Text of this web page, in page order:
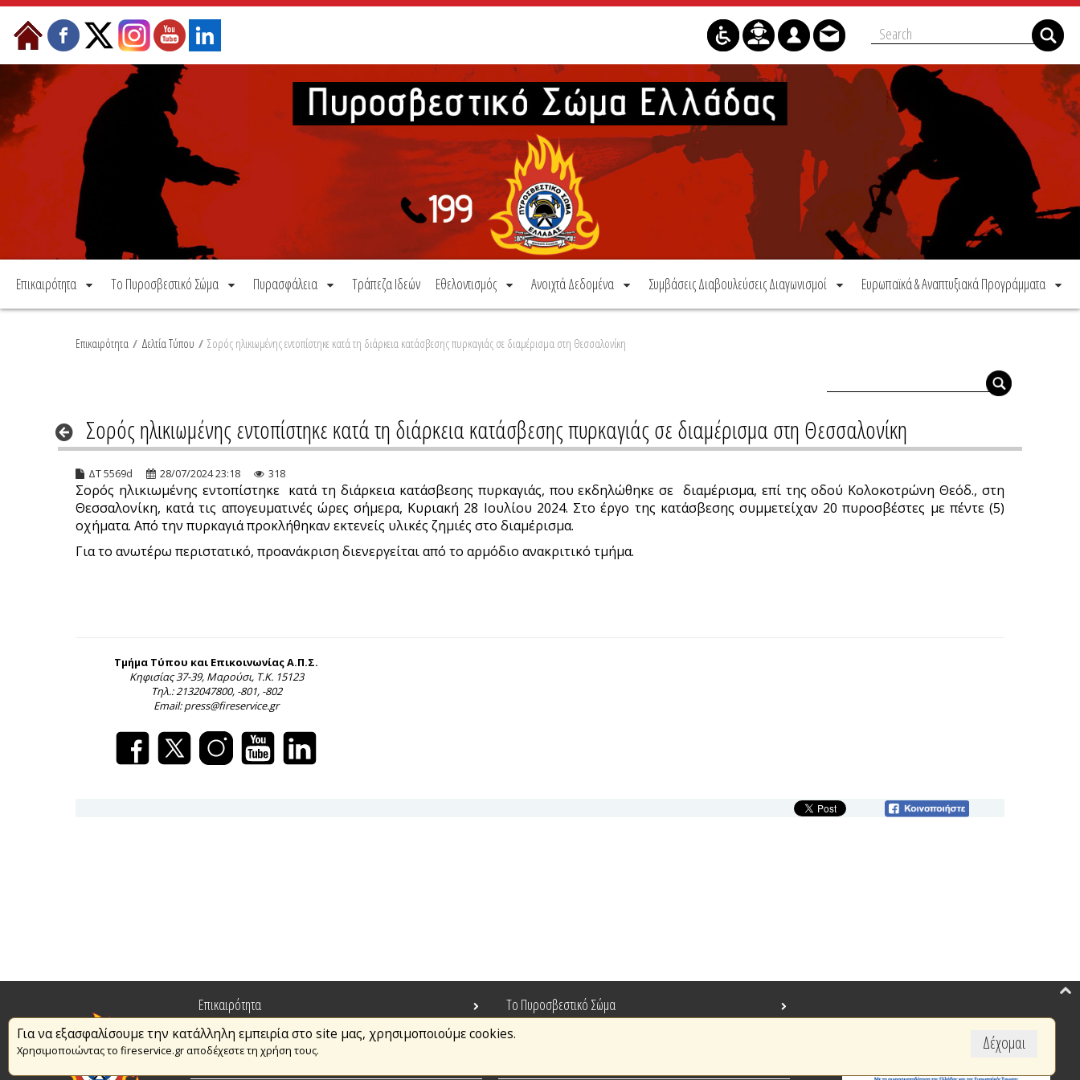
Μετάβαση στο περιεχόμενο
Επικαιρότητα Το Πυροσβεστικό Σώμα Πυρασφάλεια Τράπεζα Ιδεών Εθελοντισμός Ανοιχτά Δεδομένα Συμβάσεις Διαβουλεύσεις Διαγωνισμοί Ευρωπαϊκά & Αναπτυξιακά Προγράμματα
Επικαιρότητα / Δελτία Τύπου / Σορός ηλικιωμένης εντοπίστηκε κατά τη διάρκεια κατάσβεσης πυρκαγιάς σε διαμέρισμα στη Θεσσαλονίκη
Σορός ηλικιωμένης εντοπίστηκε κατά τη διάρκεια κατάσβεσης πυρκαγιάς σε διαμέρισμα στη Θεσσαλονίκη
ΔΤ 5569d 28/07/2024 23:18 318
Σορός ηλικιωμένης εντοπίστηκε κατά τη διάρκεια κατάσβεσης πυρκαγιάς, που εκδηλώθηκε σε διαμέρισμα, επί της οδού Κολοκοτρώνη Θεόδ., στη
Θεσσαλονίκη, κατά τις απογευματινές ώρες σήμερα, Κυριακή 28 Ιουλίου 2024. Στο έργο της κατάσβεσης συμμετείχαν 20 πυροσβέστες με πέντε (5)
οχήματα. Από την πυρκαγιά προκλήθηκαν εκτενείς υλικές ζημιές στο διαμέρισμα.
Για το ανωτέρω περιστατικό, προανάκριση διενεργείται από το αρμόδιο ανακριτικό τμήμα.
Τμήμα Τύπου και Επικοινωνίας Α.Π.Σ.
Κηφισίας 37-39, Μαρούσι, Τ.Κ. 15123
Τηλ.: 2132047800, -801, -802
Email: press@fireservice.gr
Δέχομαι
Για να εξασφαλίσουμε την κατάλληλη εμπειρία στο site μας, χρησιμοποιούμε cookies.
Χρησιμοποιώντας το fireservice.gr αποδέχεστε τη χρήση τους.
Επικαιρότητα
Το Πυροσβεστικό Σώμα
Πυρασφάλεια
Τράπεζα Ιδεών